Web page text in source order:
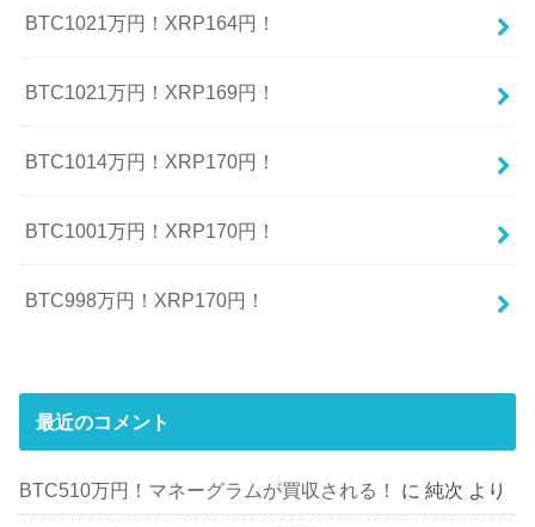
BTC1021万円！XRP164円！
BTC1021万円！XRP169円！
BTC1014万円！XRP170円！
BTC1001万円！XRP170円！
BTC998万円！XRP170円！
最近のコメント
BTC510万円！マネーグラムが買収される！ に純次 より